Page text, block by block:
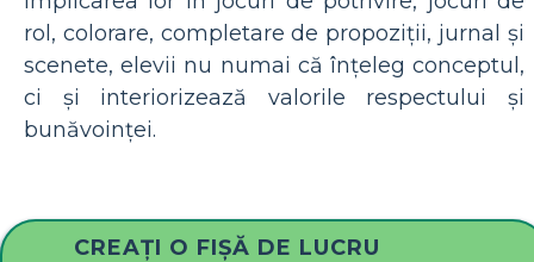
rol, colorare, completare de propoziții, jurnal și
scenete, elevii nu numai că înțeleg conceptul,
ci și interiorizează valorile respectului și
bunăvoinței.
CREAȚI O FIȘĂ DE LUCRU